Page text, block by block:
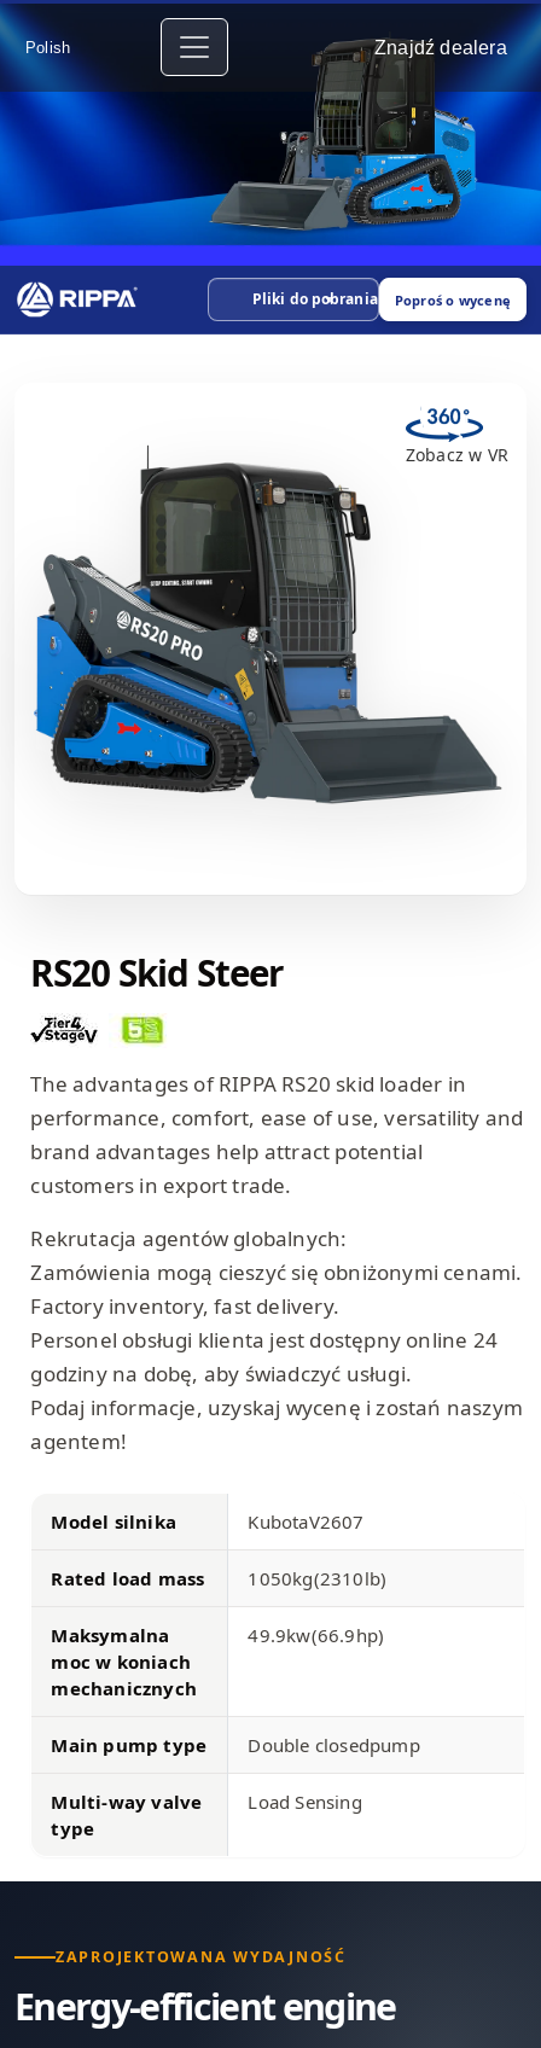
Polish Znajdź dealera
Pliki do pobrania Poproś o wycenę
Zobacz w VR
RS20 Skid Steer
The advantages of RIPPA RS20 skid loader in
performance, comfort, ease of use, versatility and
brand advantages help attract potential
customers in export trade.
Rekrutacja agentów globalnych:
Zamówienia mogą cieszyć się obniżonymi cenami.
Factory inventory, fast delivery.
Personel obsługi klienta jest dostępny online 24
godziny na dobę, aby świadczyć usługi.
Podaj informacje, uzyskaj wycenę i zostań naszym
agentem!
Model silnika KubotaV2607
Rated load mass 1050kg(2310lb)
Maksymalna
moc w koniach
mechanicznych
49.9kw(66.9hp)
Main pump type Double closedpump
Multi-way valve
type
Load Sensing
ZAPROJEKTOWANA WYDAJNOŚĆ
Energy-efficient engine